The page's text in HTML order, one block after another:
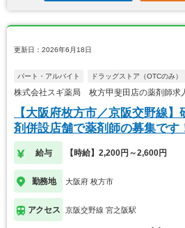
更新日：2026年6月18日
パート・アルバイト ドラッグストア（OTCのみ）
株式会社スギ薬局 枚方甲斐田店の薬剤師求
【大阪府枚方市／京阪交野線
剤併設店舗で薬剤師の募集です
給与 【時給】2,200円～2,600円
勤務地 大阪府 枚方市
アクセス 京阪交野線 宮之阪駅